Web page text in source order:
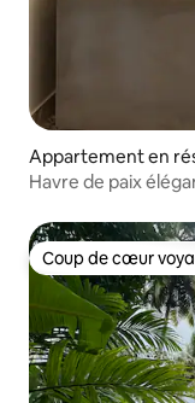
Appartement en
Havre de paix
Coup de cœur
Coup de cœur